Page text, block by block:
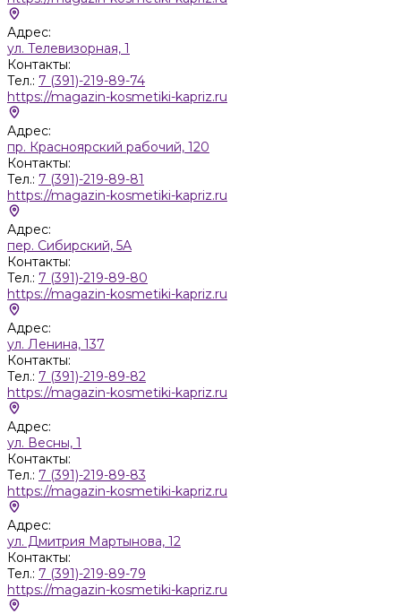
Адрес:
ул. Телевизорная, 1
Контакты:
Тел.: 7 (391)-219-89-74
https://magazin-kosmetiki-kapriz.ru
Адрес:
пр. Красноярский рабочий, 120
Контакты:
Тел.: 7 (391)-219-89-81
https://magazin-kosmetiki-kapriz.ru
Адрес:
пер. Сибирский, 5А
Контакты:
Тел.: 7 (391)-219-89-80
https://magazin-kosmetiki-kapriz.ru
Адрес:
ул. Ленина, 137
Контакты:
Тел.: 7 (391)-219-89-82
https://magazin-kosmetiki-kapriz.ru
Адрес:
ул. Весны, 1
Контакты:
Тел.: 7 (391)-219-89-83
https://magazin-kosmetiki-kapriz.ru
Адрес:
ул. Дмитрия Мартынова, 12
Контакты:
Тел.: 7 (391)-219-89-79
https://magazin-kosmetiki-kapriz.ru